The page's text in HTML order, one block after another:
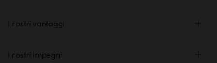
I nostri vantaggi
I nostri impegni